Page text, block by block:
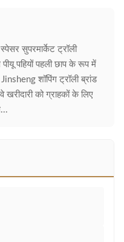
सुपरमार्केट ट्रॉली
पहियों पहली छाप के रूप में
शॉपिंग ट्रॉली ब्रांड
को ग्राहकों के लिए